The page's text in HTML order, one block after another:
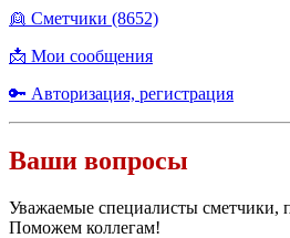
👱 Сметчики (8652)
📩 Мои сообщения
🔑 Авторизация, регистрация
Ваши вопросы
Уважаемые специалисты сметчики,
Поможем коллегам!